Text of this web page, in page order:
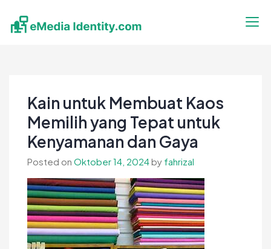
content
Kain untuk Membuat Kaos
Memilih yang Tepat untuk
Kenyamanan dan Gaya
Posted on Oktober 14, 2024by fahrizal